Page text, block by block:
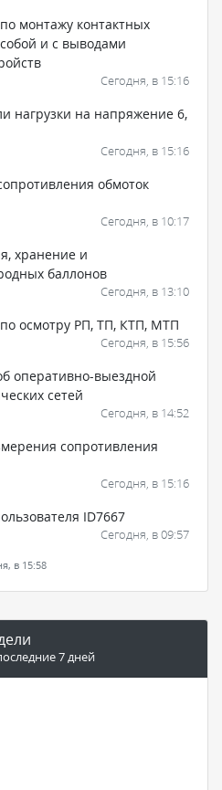
монтажу контактных
и с выводами
Сегодня, в 15:16
нагрузки на напряжение 6,
Сегодня, в 15:16
обмоток
Сегодня, в 10:17
хранение и
баллонов
Сегодня, в 13:10
осмотру РП, ТП, КТП, МТП
Сегодня, в 15:56
оперативно-выездной
сетей
Сегодня, в 14:52
сопротивления
Сегодня, в 15:16
ID7667
Сегодня, в 09:57
в 15:58
7 дней